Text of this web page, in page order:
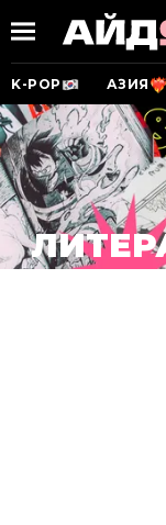
K-POP АЗИЯ